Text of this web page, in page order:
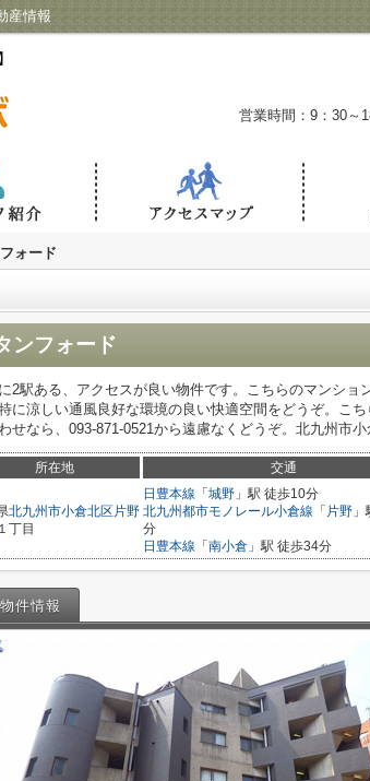
産情報
営業時間：9：30～
ォード
ンフォード
2駅ある、アクセスが良い物件です。こちらのマンシ
に涼しい通風良好な環境の良い快適空間をどうぞ。こ
せなら、093-871-0521から遠慮なくどうぞ。北九州市
所在地 交通
北九州市小倉北区 片野
１丁目
日豊本線 「 城野 」駅 徒歩10分
北九州都市モノレール小倉線 「 片野
分
日豊本線 「 南小倉 」駅 徒歩34分
物件情報